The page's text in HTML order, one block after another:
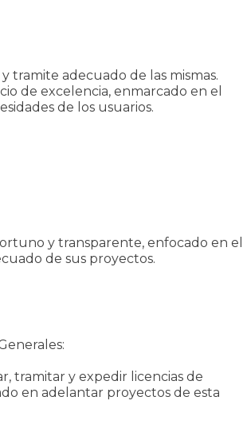
tramite adecuado de las mismas.
de excelencia, enmarcado en el
de los usuarios.
y transparente, enfocado en el
de sus proyectos.
tramitar y expedir licencias de
en adelantar proyectos de esta